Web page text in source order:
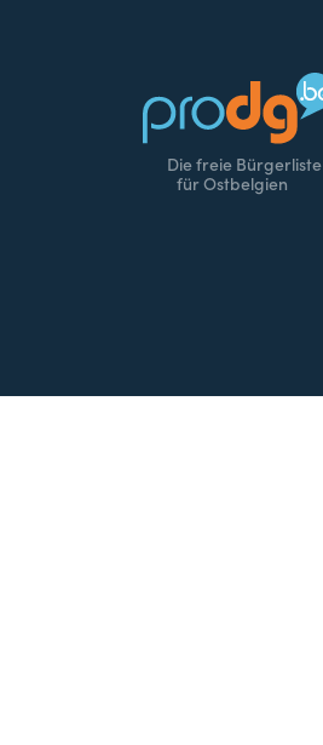
Die freie Bürgerliste
für Ostbelgien